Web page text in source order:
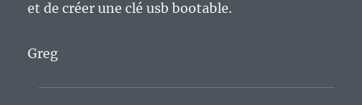
et de créer une clé usb bootable.
Greg